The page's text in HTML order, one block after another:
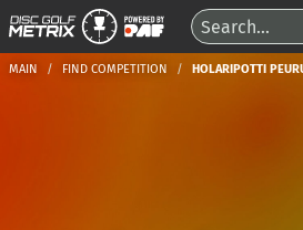
MAIN FIND COMPETITION HOLARIPOTTI